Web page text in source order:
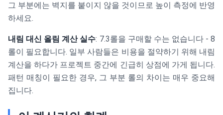
그 부분에는 벽지를 붙이지 않을 것이므로 높이 측정에 반영
하세요.
내림 대신 올림 계산 실수: 7.3롤을 구매할 수는 없습니다 - 8
롤이 필요합니다. 일부 사람들은 비용을 절약하기 위해 내림
계산을 하다가 프로젝트 중간에 긴급히 상점에 가게 됩니다.
패턴 매칭이 필요한 경우, 그 부분 롤의 차이는 매우 중요해
집니다.